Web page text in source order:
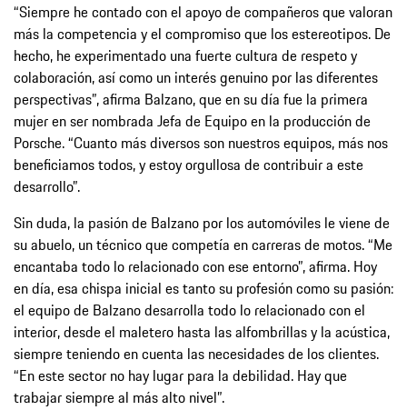
“Siempre he contado con el apoyo de compañeros que valoran
más la competencia y el compromiso que los estereotipos. De
hecho, he experimentado una fuerte cultura de respeto y
colaboración, así como un interés genuino por las diferentes
perspectivas”, afirma Balzano, que en su día fue la primera
mujer en ser nombrada Jefa de Equipo en la producción de
Porsche. “Cuanto más diversos son nuestros equipos, más nos
beneficiamos todos, y estoy orgullosa de contribuir a este
desarrollo”.
Sin duda, la pasión de Balzano por los automóviles le viene de
su abuelo, un técnico que competía en carreras de motos. “Me
encantaba todo lo relacionado con ese entorno”, afirma. Hoy
en día, esa chispa inicial es tanto su profesión como su pasión:
el equipo de Balzano desarrolla todo lo relacionado con el
interior, desde el maletero hasta las alfombrillas y la acústica,
siempre teniendo en cuenta las necesidades de los clientes.
“En este sector no hay lugar para la debilidad. Hay que
trabajar siempre al más alto nivel”.